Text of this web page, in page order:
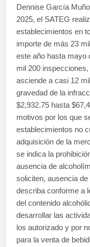
Dennise García
2025, el SATEG
establecimientos en
importe de más 23
este año hasta mayo
mil 200
asciende a casi 12
gravedad de la
$2,932.75 hasta
motivos por los que
establecimientos no
adquisición de la
se indica la
ausencia de
soliciten, ausencia
describa conforme a
del contenido
desarrollar las
los autorizado y por
para la venta de